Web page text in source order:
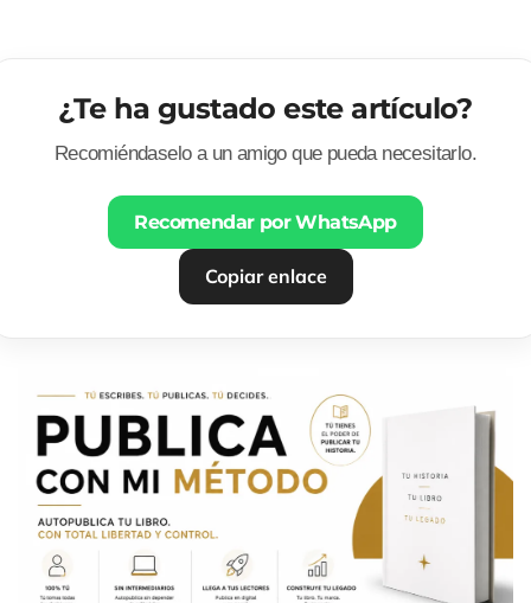
¿Te ha gustado este artículo?
Recomiéndaselo a un amigo que pueda necesitarlo.
Recomendar por WhatsApp
Copiar enlace